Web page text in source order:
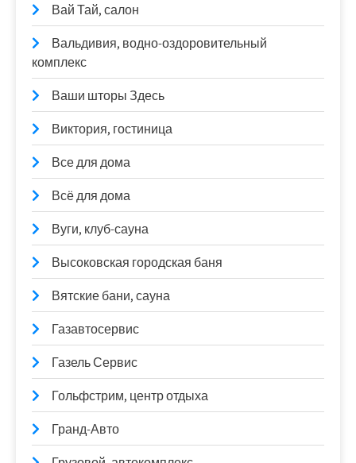
Вай Тай, салон
Вальдивия, водно-оздоровительный
комплекс
Ваши шторы Здесь
Виктория, гостиница
Все для дома
Всё для дома
Вуги, клуб-сауна
Высоковская городская баня
Вятские бани, сауна
Газавтосервис
Газель Сервис
Гольфстрим, центр отдыха
Гранд-Авто